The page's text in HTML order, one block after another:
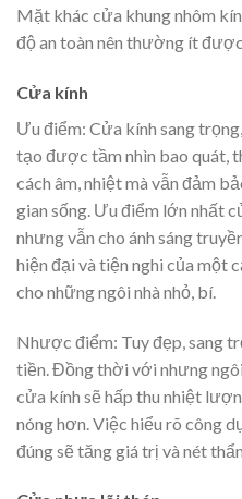
Mặt khác cửa khung nhôm
độ an toàn nên thường ít
Cửa kính
Ưu điểm: Cửa kính sang
tạo được tầm nhìn bao quát,
cách âm, nhiệt mà vẫn đảm
gian sống. Ưu điểm lớn nhất
nhưng vẫn cho ánh sáng
hiện đại và tiện nghi của một
cho những ngôi nhà nhỏ, bí.
Nhược điểm: Tuy đẹp, sang
tiền. Đồng thời với nhưng
cửa kính sẽ hấp thu nhiệt
nóng hơn. Việc hiểu rõ công
đúng sẽ tăng giá trị và nét